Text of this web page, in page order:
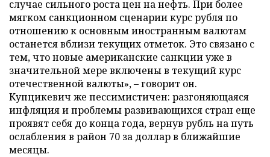
случае сильного роста цен на нефть. При более
мягком санкционном сценарии курс рубля по
отношению к основным иностранным валютам
останется вблизи текущих отметок. Это связано с
тем, что новые американские санкции уже в
значительной мере включены в текущий курс
отечественной валюты», – говорит он.
Купцикевич же пессимистичен: разгоняющаяся
инфляция и проблемы развивающихся стран еще
проявят себя до конца года, вернув рубль на путь
ослабления в район 70 за доллар в ближайшие
месяцы.